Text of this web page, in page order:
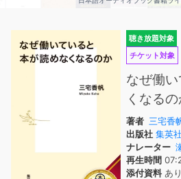
聴き放題対象
チケット対象
なぜ働
くなる
著者 三宅香
出版社 集英社
ナレーター
再生時間
添付資料あ